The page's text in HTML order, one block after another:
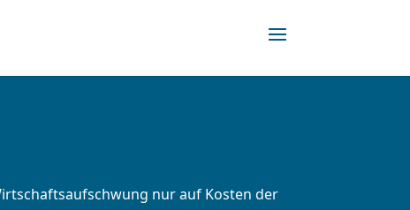
nur auf Kosten der